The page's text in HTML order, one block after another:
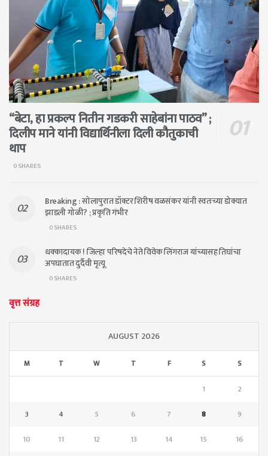
“बेटा, हा प्रकल्प नितीन गडकरी साहेबांना पाठव” ;
दिलीप माने यांनी विद्यार्थिनीला दिली कौतुकाची
थाप
0 SHARES
Breaking : सोलापुरात डॉक्टर शिरीष वळसंकर यांनी स्वतःच्या डोक्यात
झाडली गोळी? ; प्रकृति गंभीर
0 SHARES
धक्कादायक ! जिल्हा परिषदेचे नेते विवेक लिंगराज यांच्यासह तिघांचा
अपघातात दुर्दैवी मृत्यू
0 SHARES
वृत्त संग्रह
AUGUST 2026
M T W T F S S
1
2
3
4 5 6 7 8
9
10
11 12 13 14 15
16